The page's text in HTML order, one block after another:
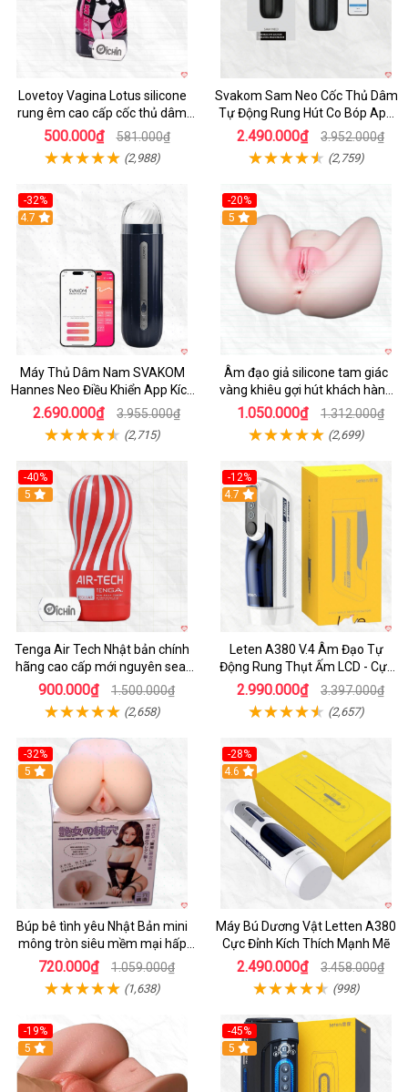
Lovetoy Vagina Lotus silicone
rung êm cao cấp cốc thủ dâm
nam
500.000₫ 581.000₫
(2,988)
Svakom Sam Neo Cốc Thủ Dâm
Tự Động Rung Hút Co Bóp App
Điều Khiển
2.490.000₫ 3.952.000₫
(2,759)
-32%
Hot
4.7
Máy Thủ Dâm Nam SVAKOM
Hannes Neo Điều Khiển App Kích
Thích
2.690.000₫ 3.955.000₫
(2,715)
-20%
Hot
5
Âm đạo giả silicone tam giác
vàng khiêu gợi hút khách hàng
nam
1.050.000₫ 1.312.000₫
(2,699)
-40%
Hot
5
Tenga Air Tech Nhật bản chính
hãng cao cấp mới nguyên seal
giá tốt
900.000₫ 1.500.000₫
(2,658)
-12%
Hot
4.7
Leten A380 V.4 Âm Đạo Tự
Động Rung Thụt Ấm LCD - Cực
Phê
2.990.000₫ 3.397.000₫
(2,657)
-32%
Hot
5
Búp bê tình yêu Nhật Bản mini
mông tròn siêu mềm mại hấp
dẫn
720.000₫ 1.059.000₫
(1,638)
-28%
Hot
4.6
Máy Bú Dương Vật Letten A380
Cực Đỉnh Kích Thích Mạnh Mẽ
2.490.000₫ 3.458.000₫
(998)
-19%
Hot
5
-45%
Hot
5